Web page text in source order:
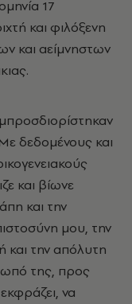
17
και φιλόξενη
και αείμνηστων
δεδομένους και
και βίωνε
και την
μου, την
και την απόλυτη
της, προς
να